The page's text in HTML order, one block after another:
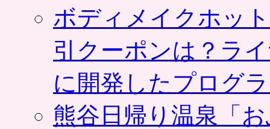
ボディメイクホッ
引クーポンは？ラ
に開発したプログ
熊谷日帰り温泉「